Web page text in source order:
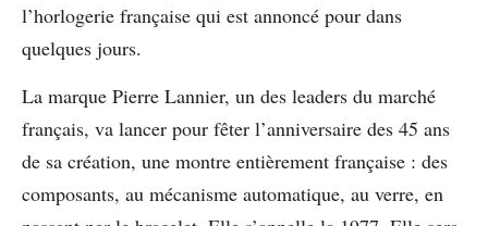
l’horlogerie française qui est annoncé pour dans
quelques jours.
La marque Pierre Lannier, un des leaders du marché
français, va lancer pour fêter l’anniversaire des 45 ans
de sa création, une montre entièrement française : des
composants, au mécanisme automatique, au verre, en